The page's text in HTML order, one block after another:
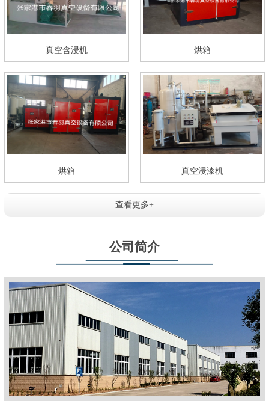
真空含浸机 烘箱
烘箱 真空浸漆机
查看更多+
公司简介